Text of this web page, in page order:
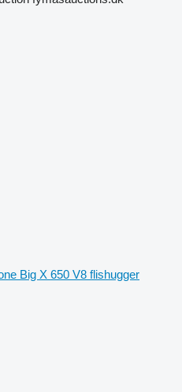
Big X 650 V8 flishugger